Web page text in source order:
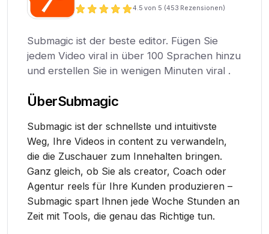
4.5 von 5 (453 Rezensionen)
Submagic ist der beste editor. Fügen Sie
jedem Video viral in über 100 Sprachen hinzu
und erstellen Sie in wenigen Minuten viral .
ÜberSubmagic
Submagic ist der schnellste und intuitivste
Weg, Ihre Videos in content zu verwandeln,
die die Zuschauer zum Innehalten bringen.
Ganz gleich, ob Sie als creator, Coach oder
Agentur reels für Ihre Kunden produzieren –
Submagic spart Ihnen jede Woche Stunden an
Zeit mit Tools, die genau das Richtige tun.